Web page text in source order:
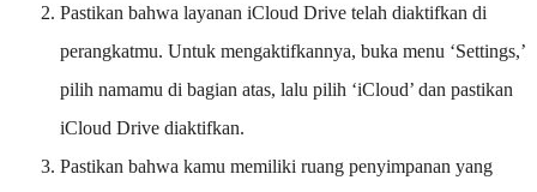
Pastikan bahwa layanan iCloud Drive telah diaktifkan di
perangkatmu. Untuk mengaktifkannya, buka menu ‘Settings,’
pilih namamu di bagian atas, lalu pilih ‘iCloud’ dan pastikan
iCloud Drive diaktifkan.
Pastikan bahwa kamu memiliki ruang penyimpanan yang